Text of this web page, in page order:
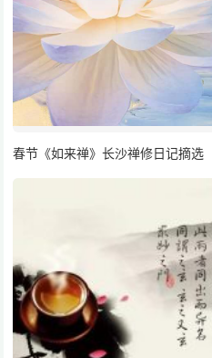
春节《如来禅》长沙禅修日记摘选